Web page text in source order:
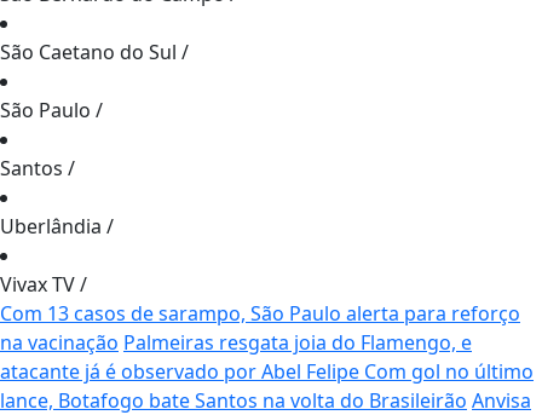
São Caetano do Sul /
São Paulo /
Santos /
Uberlândia /
Vivax TV/
Com 13 casos de sarampo, São Paulo alerta para reforço
na vacinação Palmeiras resgata joia do Flamengo, e
atacante já é observado por Abel Felipe Com gol no último
lance, Botafogo bate Santos na volta do Brasileirão Anvisa